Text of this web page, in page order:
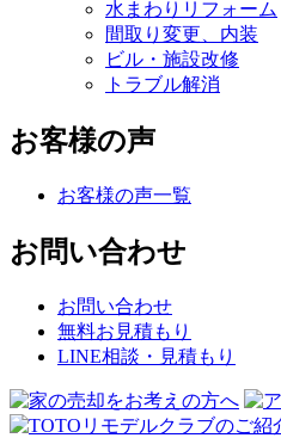
水まわりリフォーム
間取り変更、内装
ビル・施設改修
トラブル解消
お客様の声
お客様の声一覧
お問い合わせ
お問い合わせ
無料お見積もり
LINE相談・見積もり